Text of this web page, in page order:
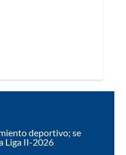
deportivo; se
Liga II-2026